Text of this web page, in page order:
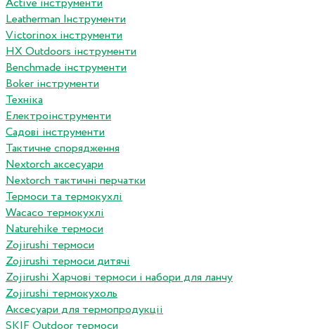
Active інструменти
Leatherman Інструменти
Victorinox інструменти
HX Outdoors інструменти
Benchmade інструменти
Boker інструменти
Техніка
Електроінструменти
Садові інструменти
Тактичне спорядження
Nextorch аксесуари
Nextorch тактичні перчатки
Термоси та термокухлі
Wacaco термокухлі
Naturehike термоси
Zojirushi термоси
Zojirushi термоси дитячі
Zojirushi Харчові термоси і набори для ланчу
Zojirushi термокухоль
Аксесуари для термопродукціі